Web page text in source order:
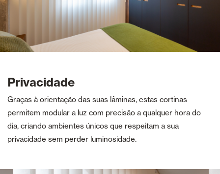
Privacidade
Graças à orientação das suas lâminas, estas cortinas
permitem modular a luz com precisão a qualquer hora do
dia, criando ambientes únicos que respeitam a sua
privacidade sem perder luminosidade.